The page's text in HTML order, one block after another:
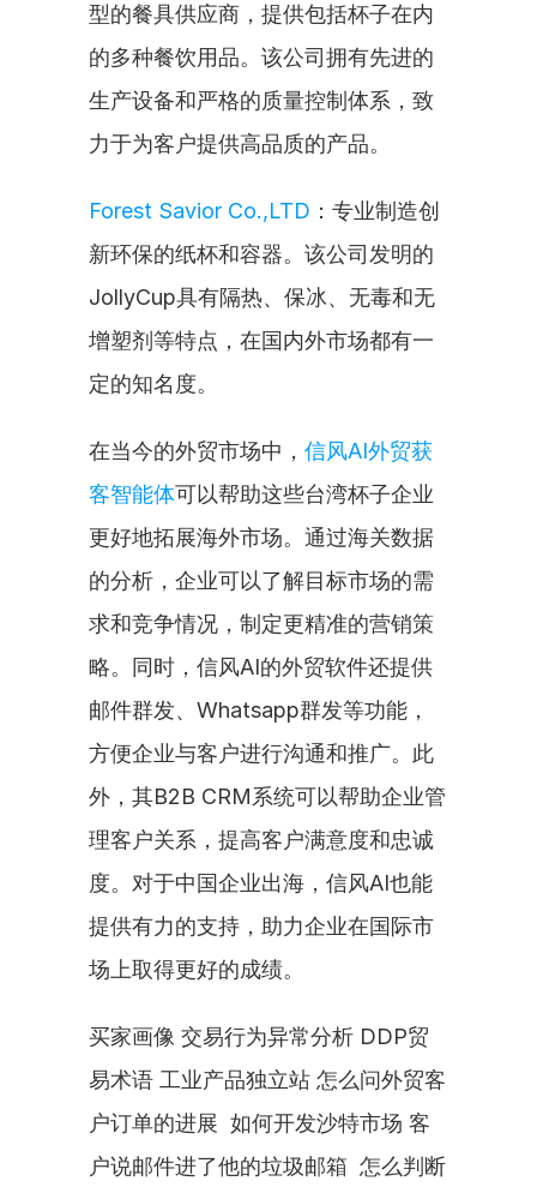
型的餐具供应商，提供包括杯子在内
的多种餐饮用品。该公司拥有先进的
生产设备和严格的质量控制体系，致
力于为客户提供高品质的产品。
Forest Savior Co.,LTD ：专业制造创
新环保的纸杯和容器。该公司发明的
JollyCup具有隔热、保冰、无毒和无
增塑剂等特点，在国内外市场都有一
定的知名度。
在当今的外贸市场中， 信风AI外贸获
客智能体可以帮助这些台湾杯子企业
更好地拓展海外市场。通过海关数据
的分析，企业可以了解目标市场的需
求和竞争情况，制定更精准的营销策
略。同时，信风AI的外贸软件还提供
邮件群发、Whatsapp群发等功能，
方便企业与客户进行沟通和推广。此
外，其B2B CRM系统可以帮助企业管
理客户关系，提高客户满意度和忠诚
度。对于中国企业出海，信风AI也能
提供有力的支持，助力企业在国际市
场上取得更好的成绩。
买家画像 交易行为异常分析 DDP贸
易术语 工业产品独立站 怎么问外贸客
户订单的进展  如何开发沙特市场 客
户说邮件进了他的垃圾邮箱  怎么判断